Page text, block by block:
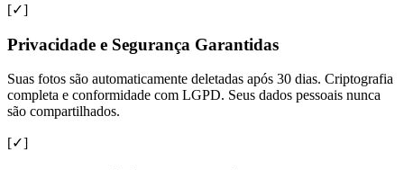
[✓]
Privacidade e Segurança Garantidas
Suas fotos são automaticamente deletadas após 30 dias. Criptografia
completa e conformidade com LGPD. Seus dados pessoais nunca
são compartilhados.
[✓]